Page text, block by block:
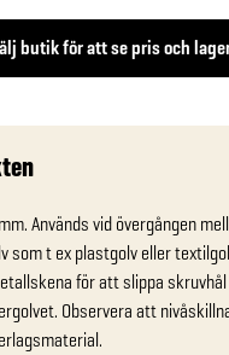
butik för att se pris och
Används vid övergången
som t ex plastgolv eller
för att slippa
Observera att